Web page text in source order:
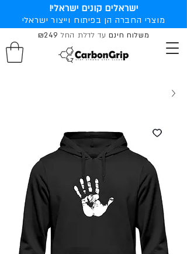
משלוח חינםעד לדלת החל ₪249
מוצרי החברה הן בפיתוח וייצור ישראלי
ישראלים קונים ישראלי!